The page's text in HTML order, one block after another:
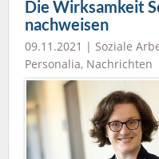
Die Wirksamkeit
nachweisen
09.11.2021 | Soziale
Personalia, Nachrichten